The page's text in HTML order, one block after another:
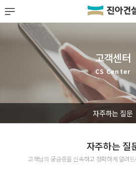
JOIN
회사소개
공사·입주 단지
고객센터
CS Center
자주하는 질문
자주하는 질
고객님의 궁금증을 신속하고 정확하게 알려